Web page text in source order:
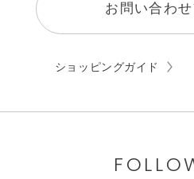
お問い合わ
ショッピングガイド